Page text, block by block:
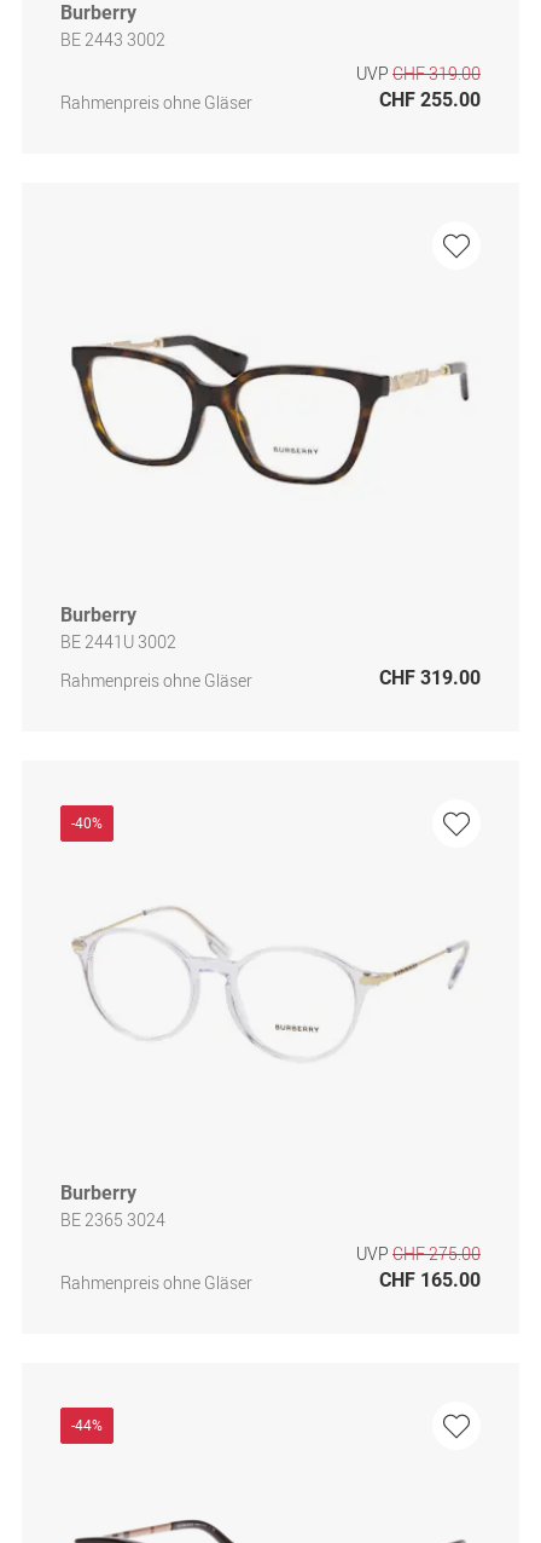
Burberry
BE 2443 3002
Rahmenpreis ohne Gläser
UVP CHF 319.00
CHF 255.00
Burberry
BE 2441U 3002
Rahmenpreis ohne Gläser
CHF 319.00
-40%
Burberry
BE 2365 3024
Rahmenpreis ohne Gläser
UVP CHF 275.00
CHF 165.00
-44%